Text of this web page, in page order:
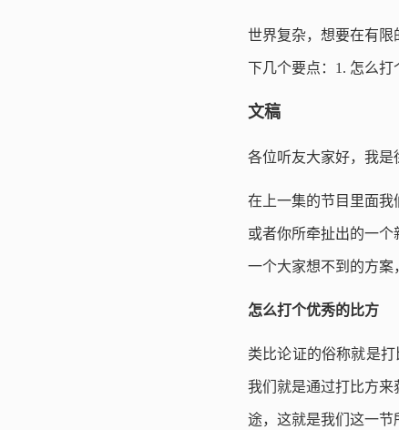
世界复杂，想要在有
下几个要点：1. 怎么打
文稿
各位听友大家好，我是
在上一集的节目里面我
或者你所牵扯出的一
一个大家想不到的方案
怎么打个优秀的比方
类比论证的俗称就是
我们就是通过打比方
途，这就是我们这一节